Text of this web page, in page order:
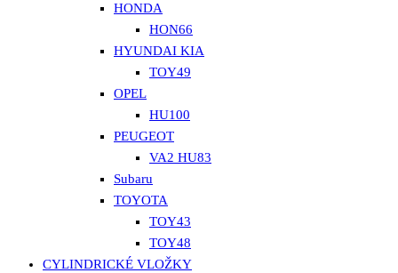
HONDA
HON66
HYUNDAI KIA
TOY49
OPEL
HU100
PEUGEOT
VA2 HU83
Subaru
TOYOTA
TOY43
TOY48
CYLINDRICKÉ VLOŽKY